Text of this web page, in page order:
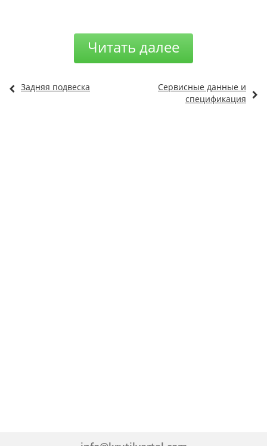
Читать далее
Задняя подвеска
Сервисные данные и
спецификация